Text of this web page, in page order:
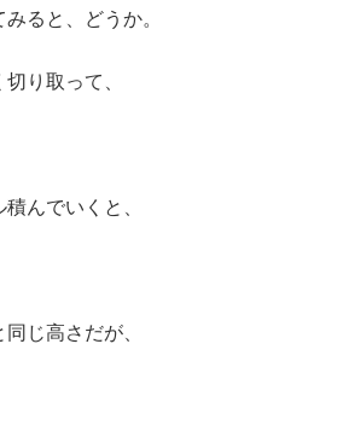
ると、どうか。
り取って、
んでいくと、
じ高さだが、